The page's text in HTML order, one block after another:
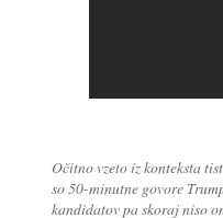
Očitno vzeto iz konteksta
so 50-minutne govore
kandidatov pa skoraj niso